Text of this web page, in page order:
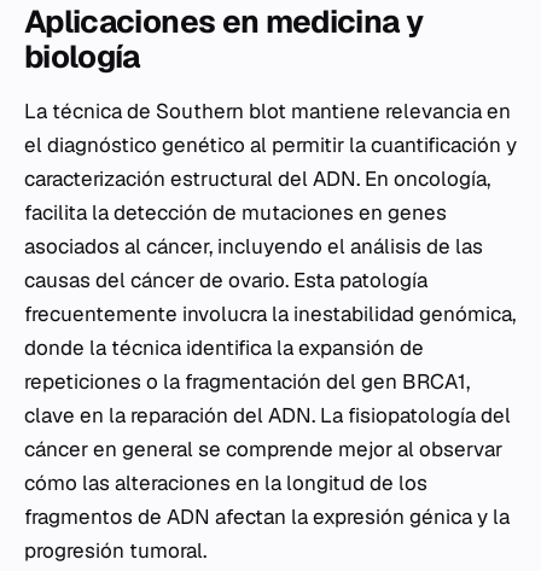
Aplicaciones en medicina y
biología
La técnica de Southern blot mantiene relevancia en
el diagnóstico genético al permitir la cuantificación y
caracterización estructural del ADN. En oncología,
facilita la detección de mutaciones en genes
asociados al cáncer, incluyendo el análisis de las
causas del cáncer de ovario. Esta patología
frecuentemente involucra la inestabilidad genómica,
donde la técnica identifica la expansión de
repeticiones o la fragmentación del gen BRCA1,
clave en la reparación del ADN. La fisiopatología del
cáncer en general se comprende mejor al observar
cómo las alteraciones en la longitud de los
fragmentos de ADN afectan la expresión génica y la
progresión tumoral.